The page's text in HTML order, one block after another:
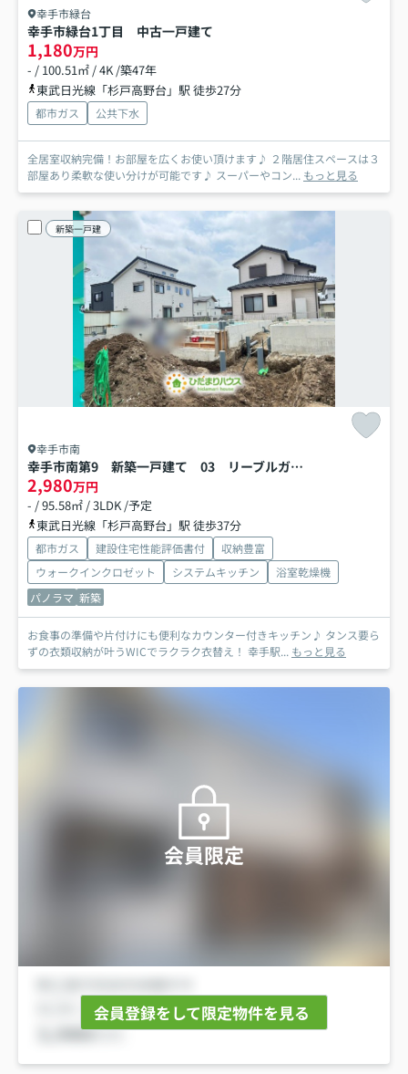
幸手市緑台
幸手市緑台1丁目 中古一戸建て
1,180万円
- / 100.51㎡ / 4K /築47年
東武日光線「杉戸高野台」駅 徒歩27分
都市ガス 公共下水
全居室収納完備！お部屋を広くお使い頂けます♪ ２階居住スペースは３
部屋あり柔軟な使い分けが可能です♪ スーパーやコン... もっと見る
新築一戸建
幸手市南
幸手市南第9 新築一戸建て 03 リーブルガーデン
2,980万円
- / 95.58㎡ / 3LDK /予定
東武日光線「杉戸高野台」駅 徒歩37分
都市ガス 建設住宅性能評価書付
収納豊富
ウォークインクロゼット
システムキッチン
浴室乾燥機
パノラマ 新築
お食事の準備や片付けにも便利なカウンター付きキッチン♪ タンス要ら
ずの衣類収納が叶うWICでラクラク衣替え！ 幸手駅... もっと見る
会員限定
会員登録をして限定物件を見る